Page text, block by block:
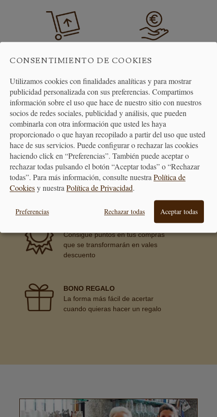
ENVÍO GRATUITO
DEVOLUCIONES
ATENCIÓN
AL CLIENTE
PREMIAMOS TUS COMPRAS
Consigue puntos en tus compras
que se transformarán en vales
descuento
BONO REGALO
La forma más fácil de acertar
cuando quieras hacer un regalo
CONSENTIMIENTO DE COOKIES
Utilizamos cookies con finalidades analíticas y para mostrar
publicidad personalizada con sus preferencias. Compartimos
información sobre el uso que hace de nuestro sitio con nuestros
socios de redes sociales, publicidad y análisis, que pueden
combinarla con otra información que usted les haya
proporcionado o que hayan recopilado a partir del uso que usted
hace de sus servicios. Puede configurar o rechazar las cookies
haciendo click en “Preferencias”. También puede aceptar o
rechazar todas pulsando el botón “Aceptar todas” o “Rechazar
todas”. Para más información, consulte nuestraPolítica de
Cookiesy nuestraPolítica de Privacidad.
Preferencias Rechazar todas Aceptar todas